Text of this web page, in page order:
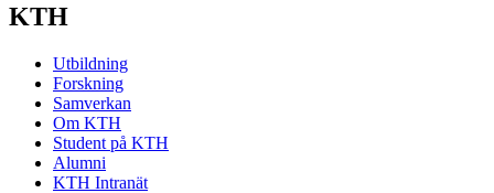
KTH
Utbildning
Forskning
Samverkan
Om KTH
Student på KTH
Alumni
KTH Intranät